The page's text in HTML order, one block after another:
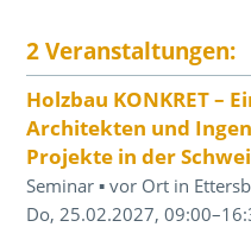
2 Veranstaltungen:
Holzbau KONKRET –
Architekten und
Projekte in der
Seminar ▪ vor Ort in
Do, 25.02.2027,